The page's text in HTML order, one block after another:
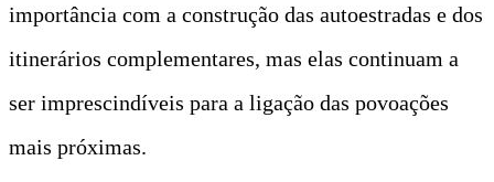
importância com a construção das autoestradas e dos
itinerários complementares, mas elas continuam a
ser imprescindíveis para a ligação das povoações
mais próximas.